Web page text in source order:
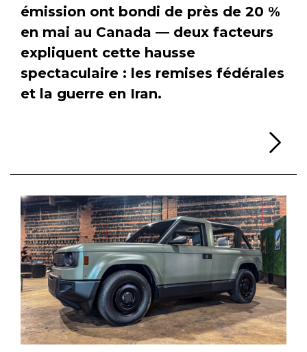
émission ont bondi de près de 20 %
en mai au Canada — deux facteurs
expliquent cette hausse
spectaculaire : les remises fédérales
et la guerre en Iran.